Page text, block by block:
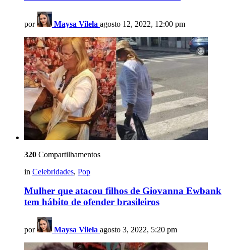
por Maysa Vilela agosto 12, 2022, 12:00 pm
320 Compartilhamentos
in Celebridades, Pop
Mulher que atacou filhos de Giovanna Ewbank
tem hábito de ofender brasileiros
por Maysa Vilela agosto 3, 2022, 5:20 pm